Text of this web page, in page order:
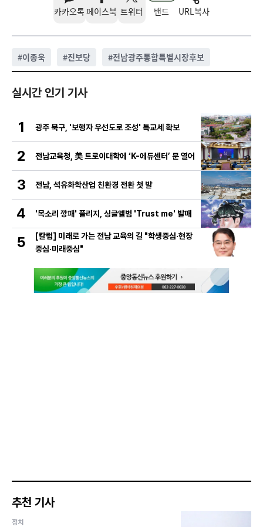
카카오톡 페이스북 트위터 밴드 URL복사
#이종욱 #진보당 #전남광주통합특별시장후보
실시간 인기 기사
1 광주 북구, '보행자 우선도로 조성' 특교세 확보
2 전남교육청, 美 트로이대학에 ‘K-에듀센터’ 문 열어
3 전남, 석유화학산업 친환경 전환 첫 발
4 '목소리 깡패' 플리지, 싱글앨범 'Trust me' 발매
5
[칼럼] 미래로 가는 전남 교육의 길 "학생중심·현장
중심·미래중심"
추천 기사
정치